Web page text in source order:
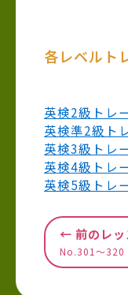
各レベルト
英検2級トレ
英検準2級ト
英検3級トレ
英検4級トレ
英検5級トレ
← 前のレッ
No.301〜320